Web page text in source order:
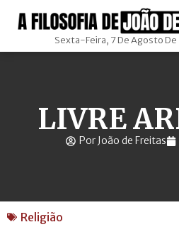
Sexta-Feira, 7 De Agosto
LIVRE
Por João de Freitas
Religião